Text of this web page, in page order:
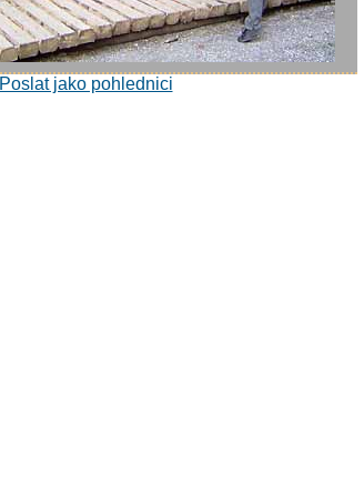
Poslat jako pohlednici